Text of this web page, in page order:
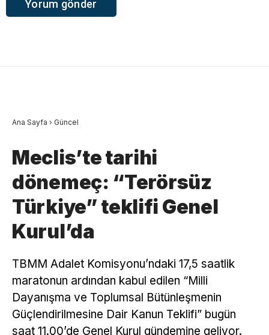
Ana Sayfa › Güncel
Meclis’te tarihi
dönemeç: “Terörsüz
Türkiye” teklifi Genel
Kurul’da
TBMM Adalet Komisyonu’ndaki 17,5 saatlik
maratonun ardından kabul edilen “Milli
Dayanışma ve Toplumsal Bütünleşmenin
Güçlendirilmesine Dair Kanun Teklifi” bugün
saat 11.00’de Genel Kurul gündemine geliyor.